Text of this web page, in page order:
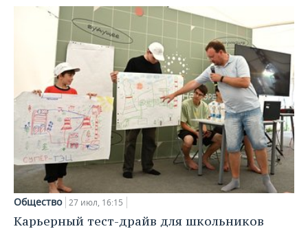
Общество 27 июл, 16:15
Карьерный тест-драйв для школьников